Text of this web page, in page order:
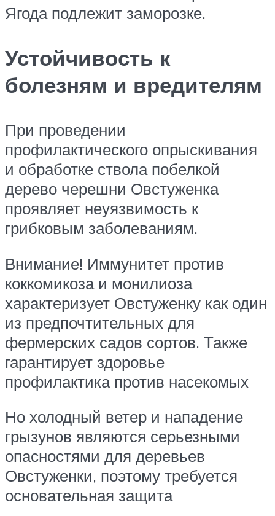
Ягода подлежит заморозке.
Устойчивость к
болезням и вредителям
При проведении
профилактического опрыскивания
и обработке ствола побелкой
дерево черешни Овстуженка
проявляет неуязвимость к
грибковым заболеваниям.
Внимание! Иммунитет против
коккомикоза и монилиоза
характеризует Овстуженку как один
из предпочтительных для
фермерских садов сортов. Также
гарантирует здоровье
профилактика против насекомых
Но холодный ветер и нападение
грызунов являются серьезными
опасностями для деревьев
Овстуженки, поэтому требуется
основательная защита